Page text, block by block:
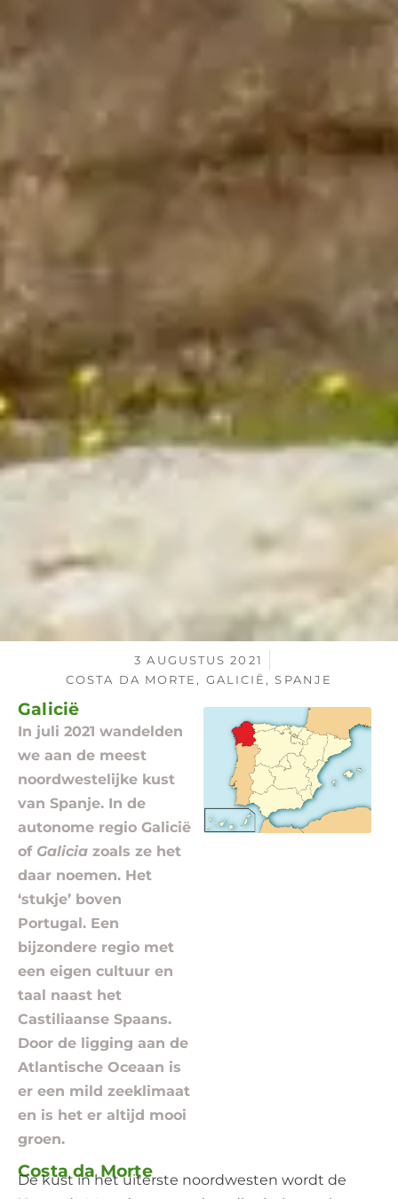
3 AUGUSTUS 2021
COSTA DA MORTE , GALICIË ,SPANJE
Galicië
In juli 2021 wandelden
we aan de meest
noordwestelijke kust
van Spanje. In de
autonome regio Galicië
of Galicia zoals ze het
daar noemen. Het
‘stukje’ boven
Portugal. Een
bijzondere regio met
een eigen cultuur en
taal naast het
Castiliaanse Spaans.
Door de ligging aan de
Atlantische Oceaan is
er een mild zeeklimaat
en is het er altijd mooi
groen.
Costa da Morte
De kust in het uiterste noordwesten wordt de